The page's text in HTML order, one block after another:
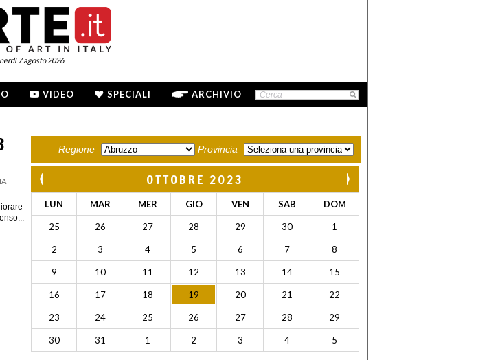
7 agosto 2026
VIDEO SPECIALI ARCHIVIO
Regione Provincia
OTTOBRE 2023
LUN MAR MER GIO VEN SAB DOM
25 26 27 28 29 30 1
2 3 4 5 6 7 8
9 10 11 12 13 14 15
16 17 18 19 20 21 22
23 24 25 26 27 28 29
30 31 1 2 3 4 5